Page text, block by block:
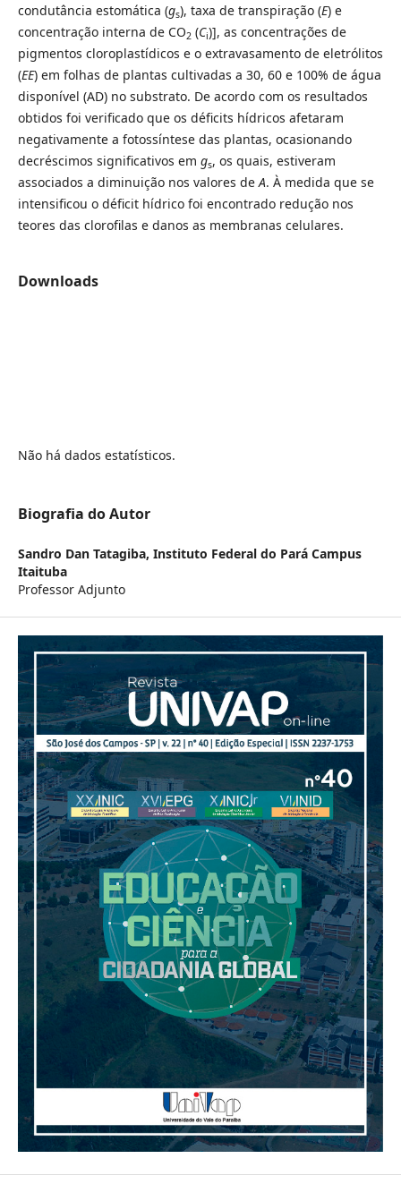
condutância estomática (gs), taxa de transpiração (E) e
concentração interna de CO2 (Ci)], as concentrações de
pigmentos cloroplastídicos e o extravasamento de eletrólitos
(EE) em folhas de plantas cultivadas a 30, 60 e 100% de água
disponível (AD) no substrato. De acordo com os resultados
obtidos foi verificado que os déficits hídricos afetaram
negativamente a fotossíntese das plantas, ocasionando
decréscimos significativos em gs, os quais, estiveram
associados a diminuição nos valores deA. À medida que se
intensificou o déficit hídrico foi encontrado redução nos
teores das clorofilas e danos as membranas celulares.
Downloads
Não há dados estatísticos.
Biografia do Autor
Sandro Dan Tatagiba, Instituto Federal do Pará Campus
Itaituba
Professor Adjunto